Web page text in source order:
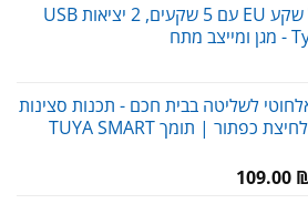
מפצל חשמל שקע EU עם 5 שקעים, 2 יציאות USB
לשליטה בבית חכם - תכנות סצינות
ואוטומציות בלחיצת כפתור | תומך TUYA SMART
109.00